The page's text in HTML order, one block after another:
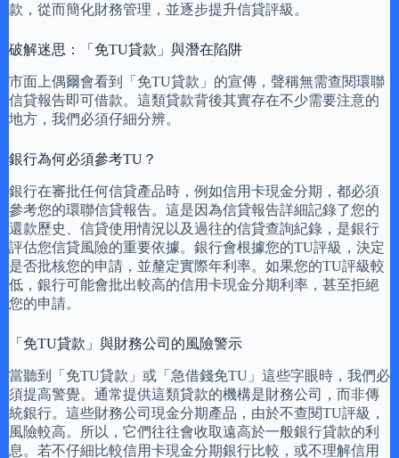
款，從而簡化財務管理，並逐步提升信貸評級。
破解迷思：「免TU貸款」與潛在陷阱
市面上偶爾會看到「免TU貸款」的宣傳，聲稱無需查閱環聯
信貸報告即可借款。這類貸款背後其實存在不少需要注意的
地方，我們必須仔細分辨。
銀行為何必須參考TU？
銀行在審批任何信貸產品時，例如信用卡現金分期，都必須
參考您的環聯信貸報告。這是因為信貸報告詳細記錄了您的
還款歷史、信貸使用情況以及過往的信貸查詢紀錄，是銀行
評估您信貸風險的重要依據。銀行會根據您的TU評級，決定
是否批核您的申請，並釐定實際年利率。如果您的TU評級較
低，銀行可能會批出較高的信用卡現金分期利率，甚至拒絕
您的申請。
「免TU貸款」與財務公司的風險警示
當聽到「免TU貸款」或「急借錢免TU」這些字眼時，我們必
須提高警覺。通常提供這類貸款的機構是財務公司，而非傳
統銀行。這些財務公司現金分期產品，由於不查閱TU評級，
風險較高。所以，它們往往會收取遠高於一般銀行貸款的利
息。若不仔細比較信用卡現金分期銀行比較，或不理解信用